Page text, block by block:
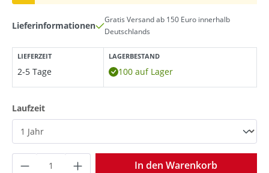
Lieferinformationen
Gratis Versand ab 150 Euro innerhalb
Deutschlands
LIEFERZEIT
2-5 Tage
LAGERBESTAND
100 auf Lager
Laufzeitauswählen
Produkt Anzahl: Gib den gewünschten
In den Warenkorb